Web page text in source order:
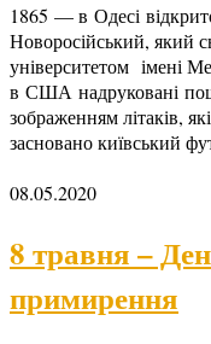
1865 — в Одесі
Новоросійський, який
університетом імені
в США надруковані
зображенням літаків,
засновано київський
08.05.2020
8 травня –
примирення